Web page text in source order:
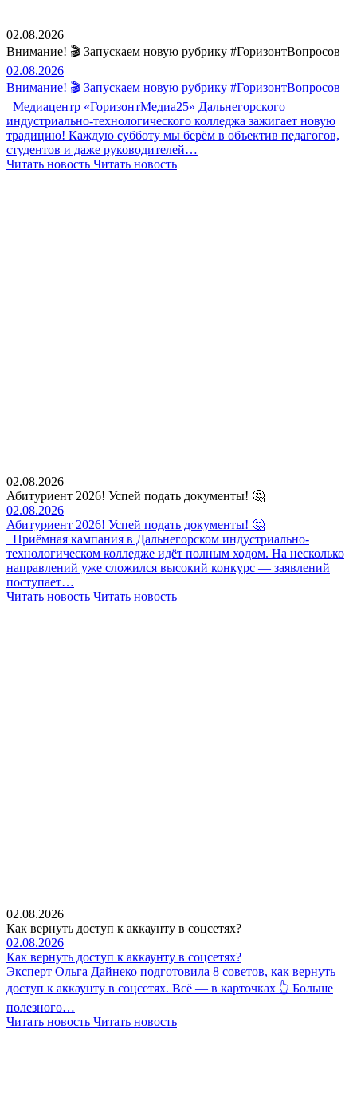
02.08.2026
Внимание! 🎬 Запускаем новую рубрику #ГоризонтВопросов
02.08.2026
Внимание! 🎬 Запускаем новую рубрику #ГоризонтВопросов
Медиацентр «ГоризонтМедиа25» Дальнегорского
индустриально-технологического колледжа зажигает новую
традицию! Каждую субботу мы берём в объектив педагогов,
студентов и даже руководителей…
Читать новость Читать новость
02.08.2026
Абитуриент 2026! Успей подать документы! 🤔
02.08.2026
Абитуриент 2026! Успей подать документы! 🤔
Приёмная кампания в Дальнегорском индустриально-
технологическом колледже идёт полным ходом. На несколько
направлений уже сложился высокий конкурс — заявлений
поступает…
Читать новость Читать новость
02.08.2026
Как вернуть доступ к аккаунту в соцсетях?
02.08.2026
Как вернуть доступ к аккаунту в соцсетях?
Эксперт Ольга Дайнеко подготовила 8 советов, как вернуть
доступ к аккаунту в соцсетях. Всё — в карточках 👆 Больше
полезного…
Читать новость Читать новость